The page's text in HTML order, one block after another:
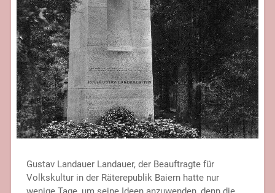
Gustav Landauer Landauer, der Beauftragte für
Volkskultur in der Räterepublik Baiern hatte nur